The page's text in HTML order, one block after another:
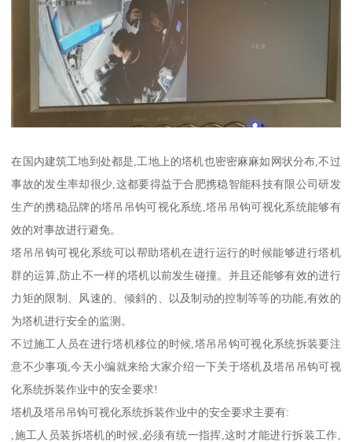
在国内建筑工地到处都是,工地上的塔机也密密麻麻如网状分布,不过
事故的发生率却很少,这都要得益于合肥携稳智能科技有限公司研发
生产的携稳品牌的塔吊吊钩可视化系统,塔吊吊钩可视化系统能够有
效的对事故进行避免。
塔吊吊钩可视化系统可以帮助塔机在进行运行的时候能够进行塔机
群的运算,防止不一样的塔机以前发生碰撞。并且还能够有效的进行
力矩的限制、风速的、倾斜的、以及制动的控制等等的功能,有效的
为塔机进行安全的监测。
不过施工人员在进行塔机移位的时候,塔吊吊钩可视化系统拆装要注
意不少事项,今天小编就来给大家介绍一下关于塔机及塔吊吊钩可视
化系统拆装作业中的安全要求!
塔机及塔吊吊钩可视化系统拆装作业中的安全要求主要有:
,施工人员装拆塔机的时候,必须有统一指挥,这时才能进行拆装工作,